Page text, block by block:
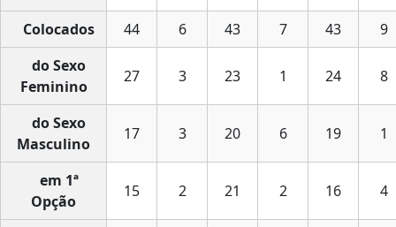
Colocados
44 6 43 7 43
9
do Sexo
Feminino
27 3 23 1 24 8
do Sexo
Masculino
17 3 20 6 19 1
em 1ª
Opção
15 2 21 2 16 4